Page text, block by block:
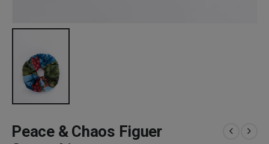
Peace & Chaos Figuer